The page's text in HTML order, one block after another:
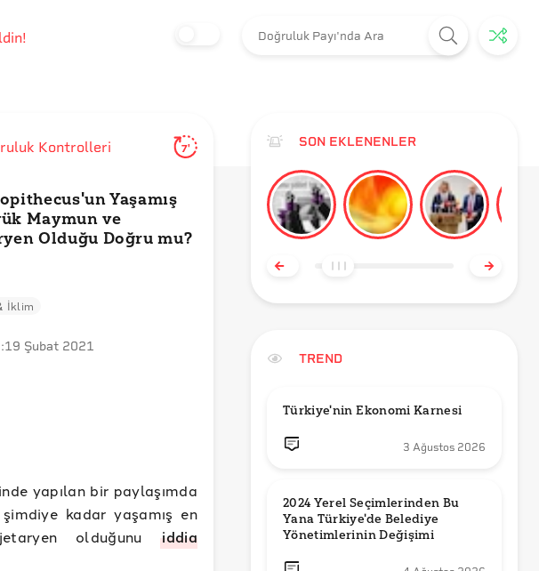
Kontrolleri 7'
Yaşamış
Maymun ve
Olduğu Doğru mu?
İklim
19 Şubat 2021
yapılan bir paylaşımda
kadar yaşamış en
olduğunuiddia
SON EKLENENLER
TREND
Türkiye'nin Ekonomi Karnesi
3 Ağustos 2026
2024 Yerel Seçimlerinden Bu
Yana Türkiye'de Belediye
Yönetimlerinin Değişimi